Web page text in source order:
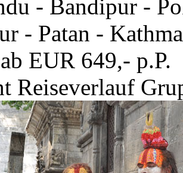
- Bandipur -
- Patan -
EUR 649,- p.P.
Reiseverlauf